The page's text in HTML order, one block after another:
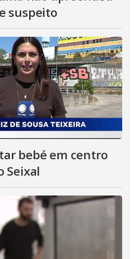
suspeito
bebé em centro
Seixal